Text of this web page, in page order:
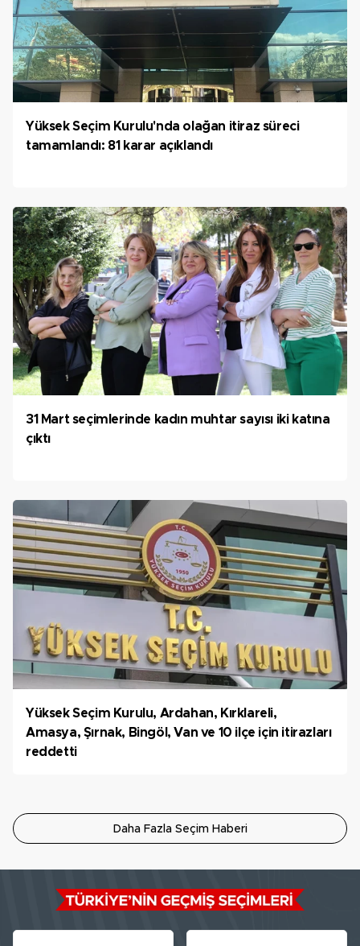
Yüksek Seçim Kurulu'nda olağan itiraz süreci
tamamlandı: 81 karar açıklandı
31 Mart seçimlerinde kadın muhtar sayısı iki katına
çıktı
Yüksek Seçim Kurulu, Ardahan, Kırklareli,
Amasya, Şırnak, Bingöl, Van ve 10 ilçe için itirazları
reddetti
Daha Fazla Seçim Haberi